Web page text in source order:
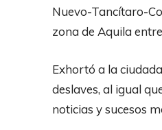
Nuevo-Tancítaro-
zona de Aquila
Exhortó a la
deslaves, al igual
noticias y sucesos